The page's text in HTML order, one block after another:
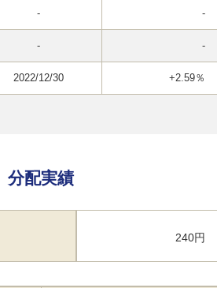
- -
- -
2022/12/30 +2.59％
分配実績
240円